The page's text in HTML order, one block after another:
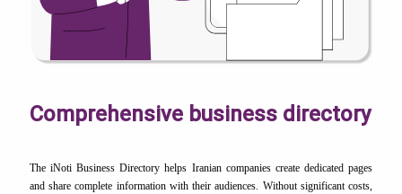
Comprehensive business directory
The iNoti Business Directory helps Iranian companies create dedicated pages
and share complete information with their audiences. Without significant costs,